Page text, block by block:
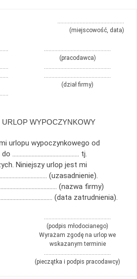
………………………………………
(miejscowość, data)
………………………………………
(pracodawca)
………………………………………
………………………………………
(dział firmy)
WYPOCZYNKOWY
urlopu wypoczynkowego od
……………………………………… tj.
Niniejszy urlop jest mi
(uzasadnienie).
(nazwa firmy)
(data zatrudnienia).
………………………………………
(podpis młodocianego)
Wyrażam zgodę na urlop we
wskazanym terminie
………………………………………
(pieczątka i podpis pracodawcy)